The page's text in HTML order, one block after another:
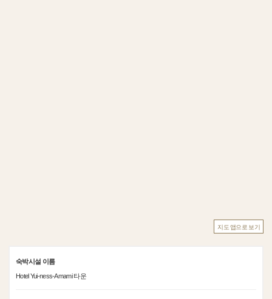
지도 앱으로 보기
숙박시설 이름
Hotel Yui-ness-Amami 타운